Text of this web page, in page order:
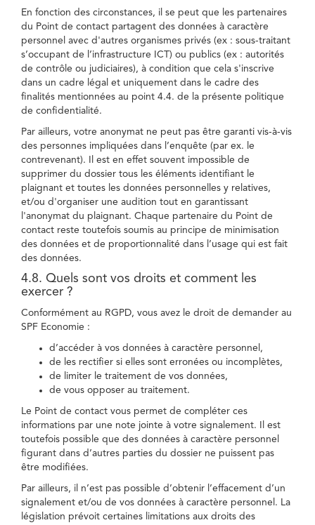
En fonction des circonstances, il se peut que les partenaires
du Point de contact partagent des données à caractère
personnel avec d'autres organismes privés (ex : sous-traitant
s’occupant de l’infrastructure ICT) ou publics (ex : autorités
de contrôle ou judiciaires), à condition que cela s'inscrive
dans un cadre légal et uniquement dans le cadre des
finalités mentionnées au point 4.4. de la présente politique
de confidentialité.
Par ailleurs, votre anonymat ne peut pas être garanti vis-à-vis
des personnes impliquées dans l’enquête (par ex. le
contrevenant). Il est en effet souvent impossible de
supprimer du dossier tous les éléments identifiant le
plaignant et toutes les données personnelles y relatives,
et/ou d'organiser une audition tout en garantissant
l'anonymat du plaignant. Chaque partenaire du Point de
contact reste toutefois soumis au principe de minimisation
des données et de proportionnalité dans l’usage qui est fait
des données.
4.8. Quels sont vos droits et comment les
exercer ?
Conformément au RGPD, vous avez le droit de demander au
SPF Economie :
d’accéder à vos données à caractère personnel,
de les rectifier si elles sont erronées ou incomplètes,
de limiter le traitement de vos données,
de vous opposer au traitement.
Le Point de contact vous permet de compléter ces
informations par une note jointe à votre signalement. Il est
toutefois possible que des données à caractère personnel
figurant dans d’autres parties du dossier ne puissent pas
être modifiées.
Par ailleurs, il n’est pas possible d’obtenir l’effacement d’un
signalement et/ou de vos données à caractère personnel. La
législation prévoit certaines limitations aux droits des